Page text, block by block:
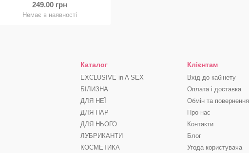
249.00 грн
Немає в наявності
Каталог
EXCLUSIVE in A SEX
БІЛИЗНА
ДЛЯ НЕЇ
ДЛЯ ПАР
ДЛЯ НЬОГО
ЛУБРИКАНТИ
КОСМЕТИКА
Клієнтам
Вхід до кабінету
Оплата і доставка
Обмін та повернення
Про нас
Контакти
Блог
Угода користувача